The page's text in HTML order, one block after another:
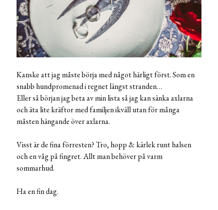
Kanske att jag måste börja med något härligt först. Som en
snabb hundpromenad i regnet längst stranden…
Eller så början jag beta av min lista så jag kan sänka axlarna
och äta lite kräftor med familjen ikväll utan för många
måsten hängande över axlarna.
Visst är de fina förresten? Tro, hopp & kärlek runt halsen
och en våg på fingret. Allt man behöver på varm
sommarhud.
Ha en fin dag.